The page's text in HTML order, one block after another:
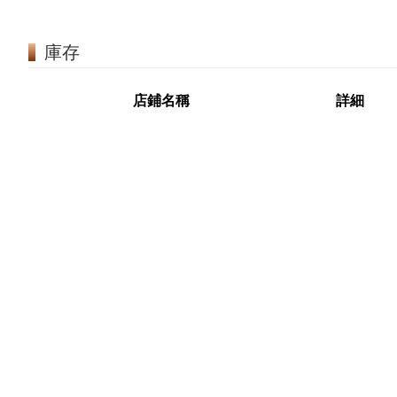
庫存
店鋪名稱 詳細